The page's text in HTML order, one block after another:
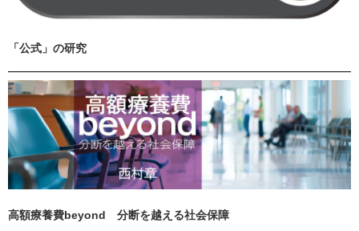
「公式」の研究
高額療養費beyond 分断を越える社会保障